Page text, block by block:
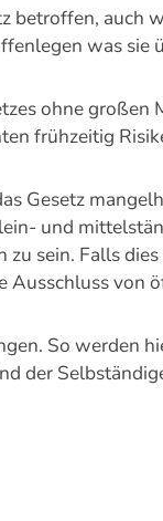
betroffen, auch
was sie
ohne großen
frühzeitig
Gesetz
und
sein. Falls
Ausschluss von
So werden
der